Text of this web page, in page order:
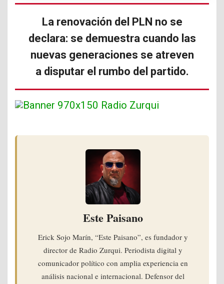
La renovación del PLN no se
declara: se demuestra cuando las
nuevas generaciones se atreven
a disputar el rumbo del partido.
Este Paisano
Erick Sojo Marín, “Este Paisano”, es fundador y
director de Radio Zurqui. Periodista digital y
comunicador político con amplia experiencia en
análisis nacional e internacional. Defensor del